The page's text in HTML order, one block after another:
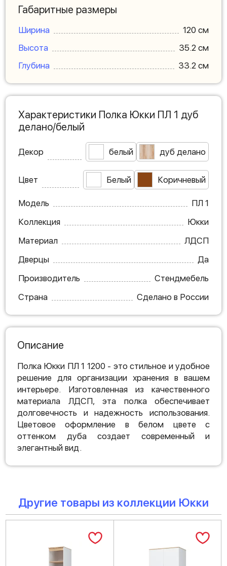
Габаритные размеры
Ширина
120 см
Высота
35.2 см
Глубина
33.2 см
Характеристики Полка Юкки ПЛ 1 дуб
делано/белый
Декор белый дуб делано
Цвет Белый Коричневый
Модель
ПЛ 1
Коллекция
Юкки
Материал
ЛДСП
Дверцы
Да
Производитель
Стендмебель
Страна
Сделано в России
Описание
Полка Юкки ПЛ 1 1200 - это стильное и удобное
решение для организации хранения в вашем
интерьере. Изготовленная из качественного
материала ЛДСП, эта полка обеспечивает
долговечность и надежность использования.
Цветовое оформление в белом цвете с
оттенком дуба создает современный и
элегантный вид.
Другие товары из коллекции Юкки